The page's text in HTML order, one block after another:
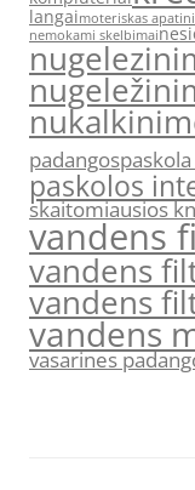
langaimoteriskas
nemokami skelbimai
padangos
paskolos
skaitomiausios
vandens
vandens
vandens
vandens
vasarines